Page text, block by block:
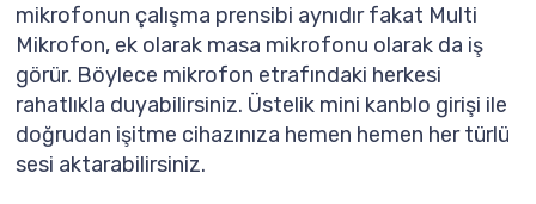
mikrofonun çalışma prensibi aynıdır fakat Multi
Mikrofon, ek olarak masa mikrofonu olarak da iş
görür. Böylece mikrofon etrafındaki herkesi
rahatlıkla duyabilirsiniz. Üstelik mini kanblo girişi ile
doğrudan işitme cihazınıza hemen hemen her türlü
sesi aktarabilirsiniz.